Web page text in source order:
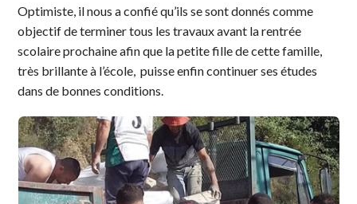
Optimiste, il nous a confié qu’ils se sont donnés comme
objectif de terminer tous les travaux avant la rentrée
scolaire prochaine afin que la petite fille de cette famille,
très brillante à l’école, puisse enfin continuer ses études
dans de bonnes conditions.